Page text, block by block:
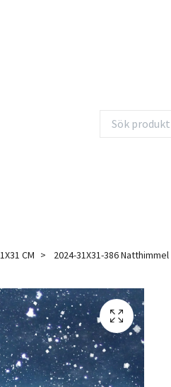
CM 2024-31X31-386 Natthimmel